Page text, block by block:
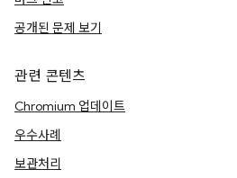
공개된 문제 보기
관련 콘텐츠
Chromium 업데이트
우수사례
보관처리